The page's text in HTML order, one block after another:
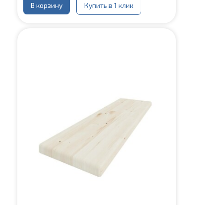
В корзину Купить в 1 клик